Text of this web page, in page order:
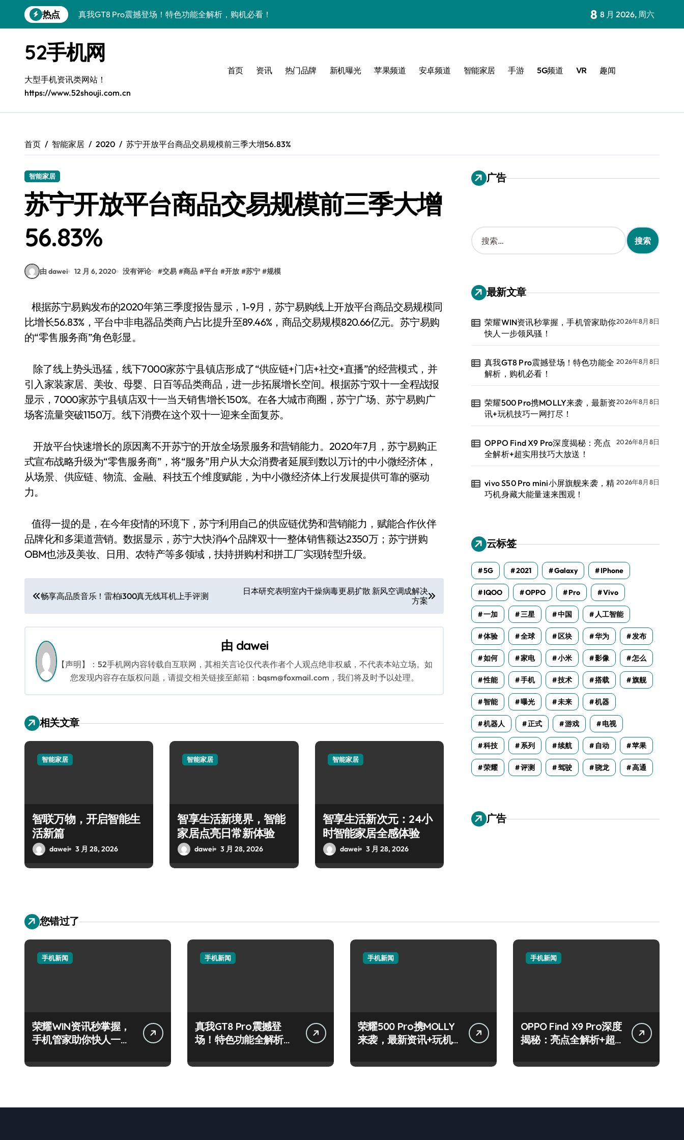
到
热点
真我GT8 Pro震撼登场！特色功能全解析，购机必看！
OPPO Find X9 Pro深度揭秘：亮点全解析+超实用技巧大放送！
vivo S50 Pro mini小屏旗舰来袭，精巧机身藏大能量速来围观！
REDMI K90深度揭秘：超强配置亮点，速来围观！
三星W26震撼来袭！速览资讯，畅享前沿智能科技！
华为nova 15 Ultra新功能解锁，限时优惠速来抢！
荣耀WIN资讯秒掌握，手机管家助你快人一步领风骚！
8 8 月 2026, 周六
52手机网
大型手机资讯类网站！
https://www.52shouji.com.cn
首页 资讯 热门品牌 新机曝光 苹果频道 安卓频道 智能家居 手游 5G频道 VR 趣闻
首页 智能家居 2020 苏宁开放平台商品交易规模前三季大增56.83%
智能家居
苏宁开放平台商品交易规模前三季大增
56.83%
由 dawei 12 月 6, 2020 没有评论 #交易 #商品 #平台 #开放 #苏宁 #规模
根据苏宁易购发布的2020年第三季度报告显示，1-9月，苏宁易购线上开放平台商品交易规模同
比增长56.83%，平台中非电器品类商户占比提升至89.46%，商品交易规模820.66亿元。苏宁易购
的“零售服务商”角色彰显。
除了线上势头迅猛，线下7000家苏宁县镇店形成了“供应链+门店+社交+直播”的经营模式，并
引入家装家居、美妆、母婴、日百等品类商品，进一步拓展增长空间。根据苏宁双十一全程战报
显示，7000家苏宁县镇店双十一当天销售增长150%。在各大城市商圈，苏宁广场、苏宁易购广
场客流量突破1150万。线下消费在这个双十一迎来全面复苏。
开放平台快速增长的原因离不开苏宁的开放全场景服务和营销能力。2020年7月，苏宁易购正
式宣布战略升级为“零售服务商”，将“服务”用户从大众消费者延展到数以万计的中小微经济体，
从场景、供应链、物流、金融、科技五个维度赋能，为中小微经济体上行发展提供可靠的驱动
力。
值得一提的是，在今年疫情的环境下，苏宁利用自己的供应链优势和营销能力，赋能合作伙伴
品牌化和多渠道营销。数据显示，苏宁大快消4个品牌双十一整体销售额达2350万；苏宁拼购
OBM也涉及美妆、日用、农特产等多领域，扶持拼购村和拼工厂实现转型升级。
文
章
导
航
畅享高品质音乐！雷柏i300真无线耳机上手评测
日本研究表明室内干燥病毒更易扩散 新风空调成解决
方案
由 dawei
【声明】：52手机网内容转载自互联网，其相关言论仅代表作者个人观点绝非权威，不代表本站立场。如
您发现内容存在版权问题，请提交相关链接至邮箱：bqsm@foxmail.com，我们将及时予以处理。
相关文章
智能家居
智联万物，开启智能生
活新篇
dawei 3 月 28, 2026
智能家居
智享生活新境界，智能
家居点亮日常新体验
dawei 3 月 28, 2026
智能家居
智享生活新次元：24小
时智能家居全感体验
dawei 3 月 28, 2026
广告
搜
索
：
最新文章
荣耀WIN资讯秒掌握，手机管家助你
快人一步领风骚！
2026年8月8日
真我GT8 Pro震撼登场！特色功能全
解析，购机必看！
2026年8月8日
荣耀500 Pro携MOLLY来袭，最新资
讯+玩机技巧一网打尽！
2026年8月8日
OPPO Find X9 Pro深度揭秘：亮点
全解析+超实用技巧大放送！
2026年8月8日
vivo S50 Pro mini小屏旗舰来袭，精
巧机身藏大能量速来围观！
2026年8月8日
云标签
5G 2021 Galaxy IPhone
IQOO OPPO Pro Vivo
一加 三星 中国 人工智能
体验 全球 区块 华为 发布
如何 家电 小米 影像 怎么
性能 手机 技术 搭载 旗舰
智能 曝光 未来 机器
机器人 正式 游戏 电视
科技 系列 续航 自动 苹果
荣耀 评测 驾驶 骁龙 高通
广告
您错过了
手机新闻
荣耀WIN资讯秒掌握，
手机管家助你快人一步
手机新闻
真我GT8 Pro震撼登
场！特色功能全解析，
手机新闻
荣耀500 Pro携MOLLY
来袭，最新资讯+玩机
手机新闻
OPPO Find X9 Pro深度
揭秘：亮点全解析+超